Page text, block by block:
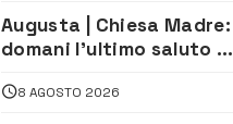
Augusta | Chiesa Madre:
domani l’ultimo saluto ad
morto in un incidente
8 AGOSTO 2026